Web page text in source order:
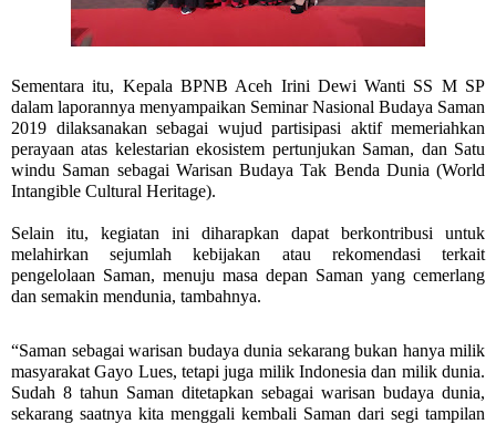
Sementara itu, Kepala BPNB Aceh Irini Dewi Wanti SS M SP
dalam laporannya menyampaikan Seminar Nasional Budaya Saman
2019 dilaksanakan sebagai wujud partisipasi aktif memeriahkan
perayaan atas kelestarian ekosistem pertunjukan Saman, dan Satu
windu Saman sebagai Warisan Budaya Tak Benda Dunia (World
Intangible Cultural Heritage).
Selain itu, kegiatan ini diharapkan dapat berkontribusi untuk
melahirkan sejumlah kebijakan atau rekomendasi terkait
pengelolaan Saman, menuju masa depan Saman yang cemerlang
dan semakin mendunia, tambahnya.
“Saman sebagai warisan budaya dunia sekarang bukan hanya milik
masyarakat Gayo Lues, tetapi juga milik Indonesia dan milik dunia.
Sudah 8 tahun Saman ditetapkan sebagai warisan budaya dunia,
sekarang saatnya kita menggali kembali Saman dari segi tampilan